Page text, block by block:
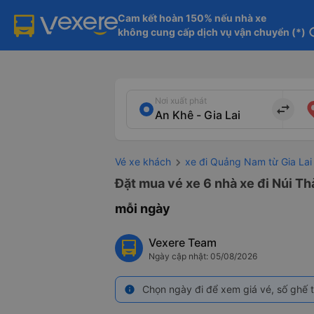
Cam kết hoàn 150% nếu nhà xe
không cung cấp dịch vụ vận chuyển (*)
Nơi xuất phát
import_export
Vé xe khách xe đi Quảng Nam từ Gia Lai
Đặt mua vé xe 6 nhà xe đi Núi
mỗi ngày
Vexere Team
Ngày cập nhật: 05/08/2026
info Chọn ngày đi để xem giá vé, số